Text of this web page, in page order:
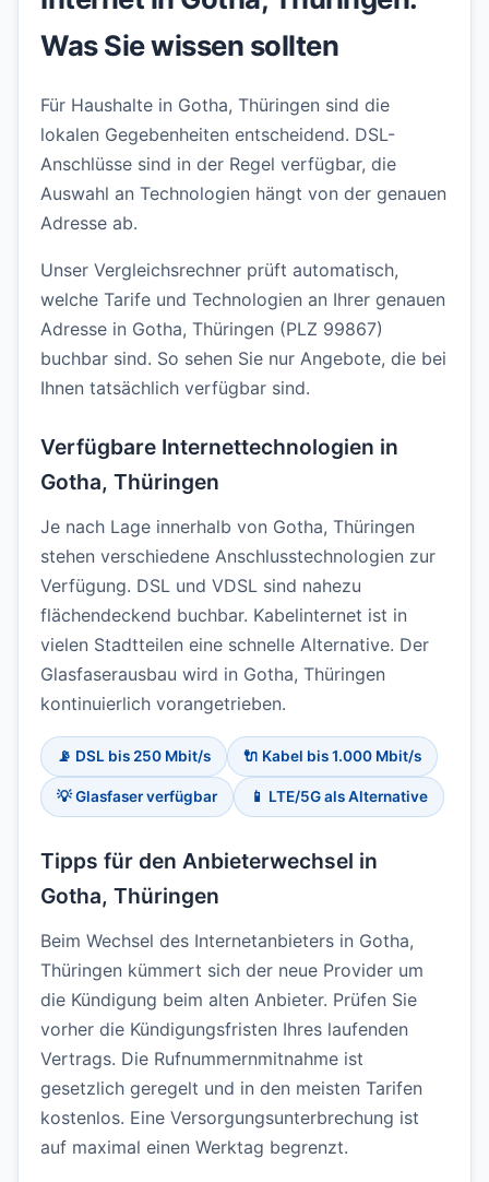
Was Sie wissen sollten
Für Haushalte in Gotha, Thüringen sind die
lokalen Gegebenheiten entscheidend. DSL-
Anschlüsse sind in der Regel verfügbar, die
Auswahl an Technologien hängt von der genauen
Adresse ab.
Unser Vergleichsrechner prüft automatisch,
welche Tarife und Technologien an Ihrer genauen
Adresse in Gotha, Thüringen (PLZ 99867)
buchbar sind. So sehen Sie nur Angebote, die bei
Ihnen tatsächlich verfügbar sind.
Verfügbare Internettechnologien in
Gotha, Thüringen
Je nach Lage innerhalb von Gotha, Thüringen
stehen verschiedene Anschlusstechnologien zur
Verfügung. DSL und VDSL sind nahezu
flächendeckend buchbar. Kabelinternet ist in
vielen Stadtteilen eine schnelle Alternative. Der
Glasfaserausbau wird in Gotha, Thüringen
kontinuierlich vorangetrieben.
📡 DSL bis 250 Mbit/s 🔌 Kabel bis 1.000 Mbit/s
💡 Glasfaser verfügbar 📱 LTE/5G als Alternative
Tipps für den Anbieterwechsel in
Gotha, Thüringen
Beim Wechsel des Internetanbieters in Gotha,
Thüringen kümmert sich der neue Provider um
die Kündigung beim alten Anbieter. Prüfen Sie
vorher die Kündigungsfristen Ihres laufenden
Vertrags. Die Rufnummernmitnahme ist
gesetzlich geregelt und in den meisten Tarifen
kostenlos. Eine Versorgungsunterbrechung ist
auf maximal einen Werktag begrenzt.